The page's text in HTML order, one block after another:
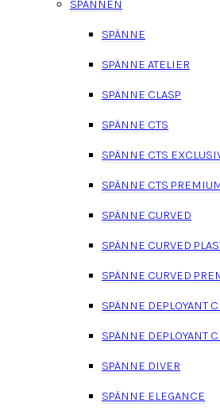
SPÄNNEN
SPÄNNE
SPÄNNE ATELIER
SPÄNNE CLASP
SPÄNNE CTS
SPÄNNE CTS
SPÄNNE CTS
SPÄNNE CURVED
SPÄNNE CURVED
SPÄNNE CURVED
SPÄNNE DEPLOYANT
SPÄNNE DEPLOYANT
SPÄNNE DIVER
SPÄNNE ELEGANCE